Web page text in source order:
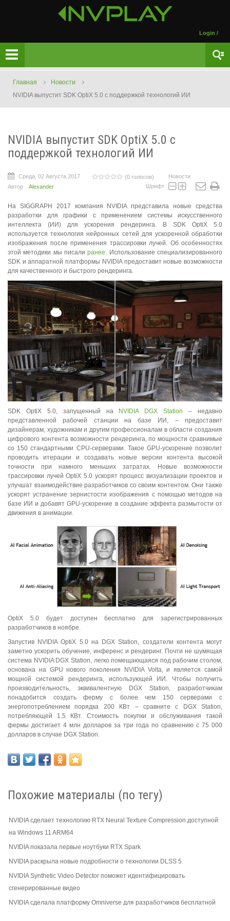
Login /
Главная
Новости
NVIDIA выпустит SDK OptiX 5.0 с поддержкой технологий ИИ
NVIDIA выпустит SDK OptiX 5.0 с
поддержкой технологий ИИ
Среда, 02 Августа 2017 (0 голосов)
Новости
Автор
Alexander Шрифт
На SIGGRAPH 2017 компания NVIDIA представила новые средства
разработки для графики с применением системы искусственного
интеллекта (ИИ) для ускорения рендеринга. В SDK OptiX 5.0
используется технология нейронных сетей для ускоренной обработки
изображения после применения трассировки лучей. Об особенностях
этой методики мы писалиранее. Использование специализированного
SDK и аппаратной платформы NVIDIA предоставит новые возможности
для качественного и быстрого рендеринга.
SDK OptiX 5.0, запущенный на NVIDIA DGX Station – недавно
представленной рабочей станции на базе ИИ, – предоставит
дизайнерам, художникам и другим профессионалам в области создания
цифрового контента возможности рендеринга, по мощности сравнимые
со 150 стандартными CPU-серверами. Такое GPU-ускорение позволит
проводить итерации и создавать новые версии контента высокой
точности при намного меньших затратах. Новые возможности
трассировки лучей OptiX 5.0 ускорят процесс визуализации проектов и
улучшат взаимодействие разработчиков со своим контентом. Они также
ускорят устранение зернистости изображения с помощью методов на
базе ИИ и добавят GPU-ускорение в создание эффекта размытости от
движения в анимации.
OptiX 5.0 будет доступен бесплатно для зарегистрированных
разработчиков в ноябре.
Запустив NVIDIA OptiX 5.0 на DGX Station, создатели контента могут
заметно ускорить обучение, инференс и рендеринг. Почти не шумящая
система NVIDIA DGX Station, легко помещающаяся под рабочим столом,
основана на GPU нового поколения NVIDIA Volta, и является самой
мощной системой рендеринга, использующей ИИ. Чтобы получить
производительность, эквивалентную DGX Station, разработчикам
понадобится создать ферму с более чем 150 серверами с
энергопотреблением порядка 200 КВт – сравните с DGX Station,
потребляющей 1.5 КВт. Стоимость покупки и обслуживания такой
фермы достигает 4 млн долларов за три года по сравнению с 75 000
долларов в случае DGX Station.
Похожие материалы (по тегу)
NVIDIA сделает технологию RTX Neural Texture Compression доступной
на Windows 11 ARM64
NVIDIA показала первые ноутбуки RTX Spark
NVIDIA раскрыла новые подробности о технологии DLSS 5
NVIDIA Synthetic Video Detector поможет идентифицировать
сгенерированные видео
NVIDIA сделала платформу Omniverse для разработчиков бесплатной